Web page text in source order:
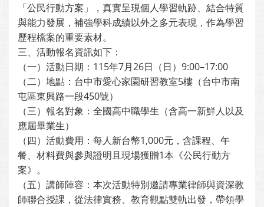
「公民行動方案」，真實呈現個人學習軌跡、結合特質
與能力發展，補強學科成績以外之多元表現，作為學習
歷程檔案的重要素材。
三、活動報名資訊如下：
（一）活動日期：115年7月26日（日）9:00–17:00
（二）地點：台中市愛心家園研習教室5樓（台中市南
屯區東興路一段450號）
（三）報名對象：全國高中職學生（含高一新鮮人以及
應屆畢業生）
（四）活動費用：每人新台幣1,000元，含課程、午
餐、材料費與參與證明且現場獲贈1本《公民行動方
案》。
（五）講師陣容：本次活動特別邀請專業律師與資深教
師聯合授課，從法律實務、教育觀點雙軌出發，帶領學